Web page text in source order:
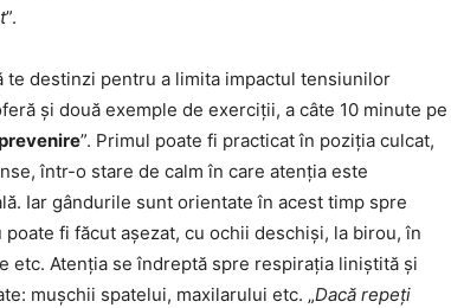
”.
te destinzi pentru a limita impactul tensiunilor
și două exemple de exerciții, a câte 10 minute pe
”. Primul poate fi practicat în poziția culcat,
într-o stare de calm în care atenția este
Iar gândurile sunt orientate în acest timp spre
fi făcut așezat, cu ochii deschiși, la birou, în
etc. Atenția se îndreptă spre respirația liniștită și
mușchii spatelui, maxilarului etc. „Dacă repeți